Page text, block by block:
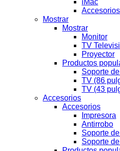
Mostrar
Mostrar
Monitor
TV
Proyector
Productos
Soporte
TV (86
TV (43
Accesorios
Accesorios
Impresora
Antirrobo
Soporte
Soporte